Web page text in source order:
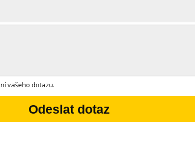
vašeho dotazu.
Odeslat dotaz